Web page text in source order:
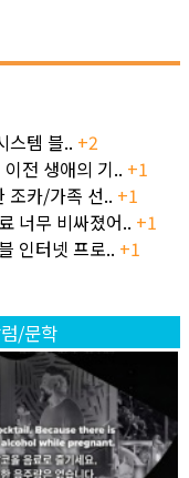
스템 블.. +2
전 생애의 기.. +1
조카/가족 선.. +1
너무 비싸졌어.. +1
인터넷 프로.. +1
/문학